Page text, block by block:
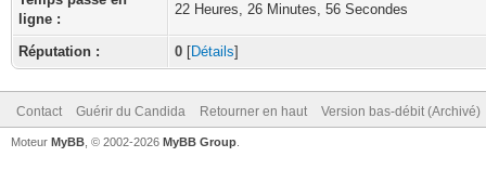
ligne :
22 Heures, 26 Minutes, 56 Secondes
Réputation : 0 [Détails]
Contact Guérir du Candida Retourner en haut Version bas-débit (Archivé)
Moteur MyBB , © 2002-2026 MyBB Group